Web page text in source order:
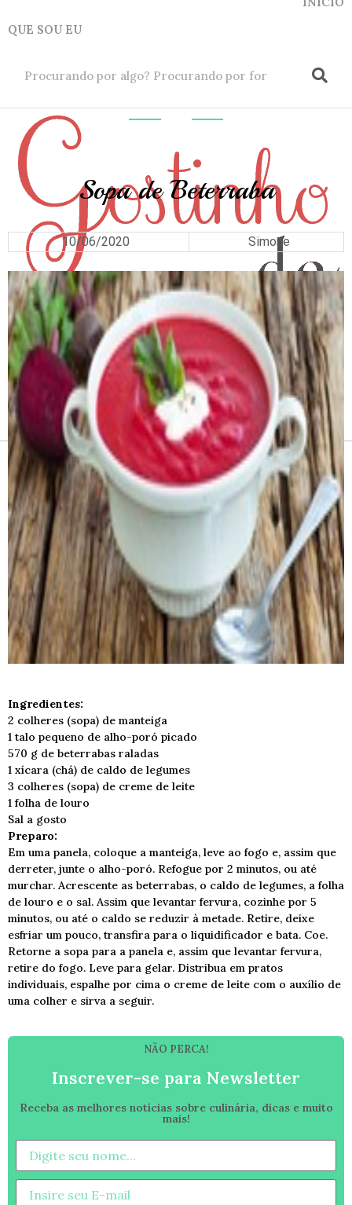
QUE SOU EU
Receitas e vinhos
Sopa de Beterraba
10/06/2020 Simone
Ingredientes:
2 colheres (sopa) de manteiga
1 talo pequeno de alho-poró picado
570 g de beterrabas raladas
1 xícara (chá) de caldo de legumes
3 colheres (sopa) de creme de leite
1 folha de louro
Sal a gosto
Preparo:
Em uma panela, coloque a manteiga, leve ao fogo e, assim que
derreter, junte o alho-poró. Refogue por 2 minutos, ou até
murchar. Acrescente as beterrabas, o caldo de legumes, a folha
de louro e o sal. Assim que levantar fervura, cozinhe por 5
minutos, ou até o caldo se reduzir à metade. Retire, deixe
esfriar um pouco, transfira para o liquidificador e bata. Coe.
Retorne a sopa para a panela e, assim que levantar fervura,
retire do fogo. Leve para gelar. Distribua em pratos
individuais, espalhe por cima o creme de leite com o auxílio de
uma colher e sirva a seguir.
NÃO PERCA!
Inscrever-se para Newsletter
Receba as melhores notícias sobre culinária, dicas e muito
mais!